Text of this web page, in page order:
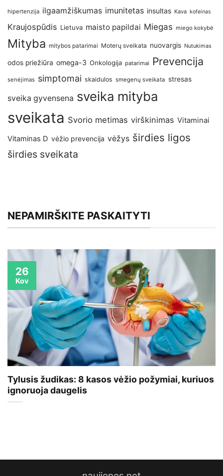
hipertenzija ilgaamžiškumas imunitetas insultas Kava kofeinas
Kraujospūdis Lietuva maisto papildai Miegas miego kokybė
Mityba mitybos patarimai Moterų sveikata nuovargis Nutukimas
odos priežiūra omega-3 Onkologija patarimai Prevencija
senėjimas simptomai skaidulos smegenų sveikata stresas
sveika gyvensena sveika mityba
sveikata Svorio metimas virškinimas Vitaminai
Vitaminas D vėžio prevencija vėžys širdies ligos
širdies sveikata
NEPAMIRŠKITE PASKAITYTI
Tylusis žudikas: 8 kasos vėžio požymiai, kuriuos
ignoruoja daugelis
26
Kov